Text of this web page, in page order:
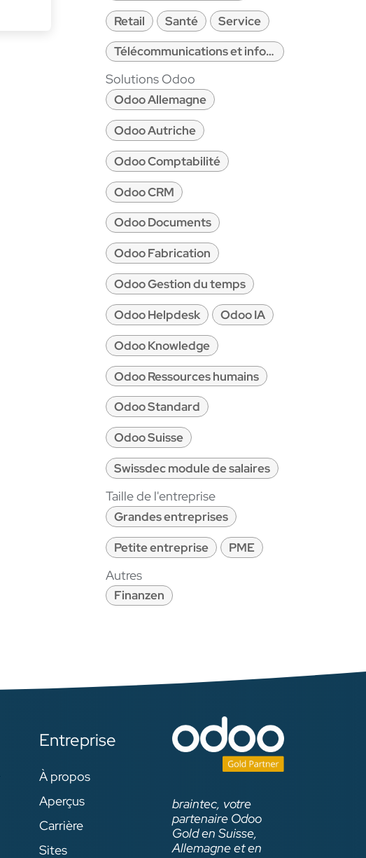
Retail
Santé
Service
Télécommunications et informatique
Solutions Odoo
Odoo Allemagne
Odoo Autriche
Odoo Comptabilité
Odoo CRM
Odoo Documents
Odoo Fabrication
Odoo Gestion du temps
Odoo Helpdesk
Odoo IA
Odoo Knowledge
Odoo Ressources humains
Odoo Standard
Odoo Suisse
Swissdec module de salaires
Taille de l'entreprise
Grandes entreprises
Petite entreprise
PME
Autres
Finanzen
Entreprise
À propos
Aperçus
Carrière
Sites
braintec, votre
partenaire Odoo
Gold en Suisse,
Allemagne et en